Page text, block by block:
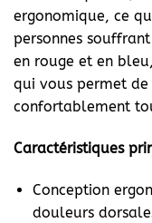
ergonomique, ce
personnes
en rouge et en
qui vous permet
confortablement
Caractéristiques
Conception
douleurs